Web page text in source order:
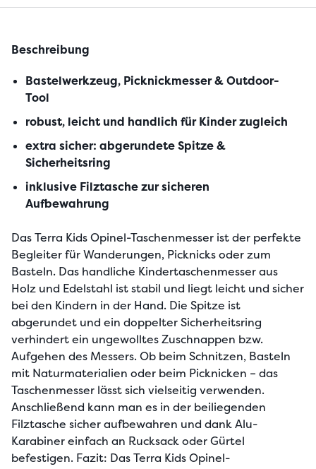
Beschreibung
Bastelwerkzeug, Picknickmesser & Outdoor-
Tool
robust, leicht und handlich für Kinder zugleich
extra sicher: abgerundete Spitze &
Sicherheitsring
inklusive Filztasche zur sicheren
Aufbewahrung
Das Terra Kids Opinel-Taschenmesser ist der perfekte
Begleiter für Wanderungen, Picknicks oder zum
Basteln. Das handliche Kindertaschenmesser aus
Holz und Edelstahl ist stabil und liegt leicht und sicher
bei den Kindern in der Hand. Die Spitze ist
abgerundet und ein doppelter Sicherheitsring
verhindert ein ungewolltes Zuschnappen bzw.
Aufgehen des Messers. Ob beim Schnitzen, Basteln
mit Naturmaterialien oder beim Picknicken – das
Taschenmesser lässt sich vielseitig verwenden.
Anschließend kann man es in der beiliegenden
Filztasche sicher aufbewahren und dank Alu-
Karabiner einfach an Rucksack oder Gürtel
befestigen. Fazit: Das Terra Kids Opinel-